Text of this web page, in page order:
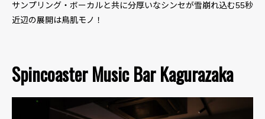
サンプリング・ボーカルと共に分厚いなシンセが雪崩れ込む55秒
近辺の展開は鳥肌モノ！
Spincoaster Music Bar Kagurazaka